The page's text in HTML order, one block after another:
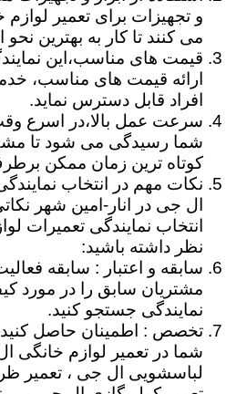
و تجهیزات برای تعمیر
می کنند تا کار به بهترین
قیمت های مناسب،این
ارائه قیمت های مناسب،
افراد قابل دسترس نماید.
سرعت عمل بالا،در اسرع
شما رسیدگی می شود تا
کوتاه ترین زمان ممکن
نکات مهم در انتخاب
ال جی در انار-امین شهر
انتخاب نمایندگی تعمیرات
نظر داشته باشید:
سابقه و اعتبار : سابقه
مشتریان سابق را در مورد
نمایندگی جستجو کنید.
تخصص : اطمینان حاصل کنید
شما در تعمیر لوازم خانگی
لباسشویی ال جی ، تعمیر